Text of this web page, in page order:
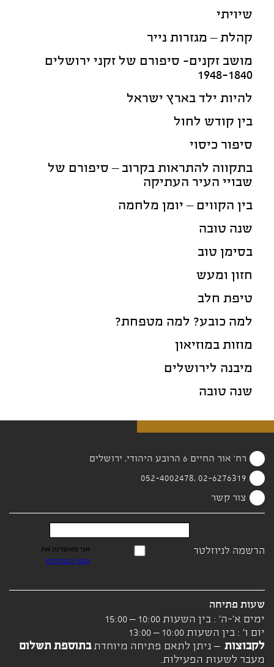
שיויתי
קהלת – מגזרות נייר
מושב זקנים- סיפורם של זקני ירושלים
1948-1840
להיות ילד בארץ ישראל
בין קודש לחול
סיפור כיסוי
בתקווה להתראות בקרוב – סיפורם של
שבויי העיר העתיקה
בין הקווים – יומן מלחמה
שנה טובה
בסימן טוב
חזון ומעש
טיפת חלב
למה כובע? למה מטפחת?
מוזות במוזיאון
מיבנה לירושלים
שנה טובה
רח' אור החיים 6 הרובע היהודי, ירושלים
02-6276319 ,052-4002478
צור קשר
הרשמה לניוזלטר
אני מאשר/ת את
תנאי הפרטיות
שעות פתיחה
ימים א'-ה' : בין השעות 10:00 – 15:00
יום ו' : בין השעות 10:00 – 13:00
לקבוצות – ניתן לתאם פתיחה מיוחדתבתוספת תשלום
מעבר לשעות הפעילות.